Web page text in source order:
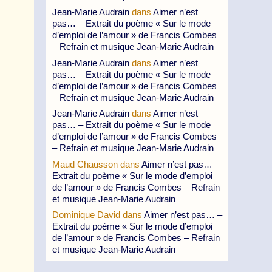
Jean-Marie Audrain dans Aimer n’est
pas… – Extrait du poème « Sur le mode
d’emploi de l’amour » de Francis Combes
– Refrain et musique Jean-Marie Audrain
Jean-Marie Audrain dans Aimer n’est
pas… – Extrait du poème « Sur le mode
d’emploi de l’amour » de Francis Combes
– Refrain et musique Jean-Marie Audrain
Jean-Marie Audrain dans Aimer n’est
pas… – Extrait du poème « Sur le mode
d’emploi de l’amour » de Francis Combes
– Refrain et musique Jean-Marie Audrain
Maud Chausson dans Aimer n’est pas… –
Extrait du poème « Sur le mode d’emploi
de l’amour » de Francis Combes – Refrain
et musique Jean-Marie Audrain
Dominique David dans Aimer n’est pas… –
Extrait du poème « Sur le mode d’emploi
de l’amour » de Francis Combes – Refrain
et musique Jean-Marie Audrain